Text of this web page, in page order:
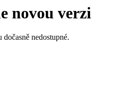
novou verzi
nedostupné.